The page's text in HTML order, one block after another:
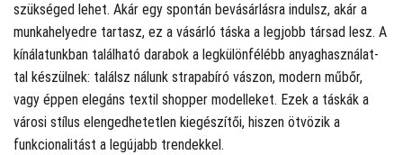
szükséged lehet. Akár egy spontán bevásárlásra indulsz, akár a
munkahelyedre tartasz, ez a vásárló táska a legjobb társad lesz. A
kínálatunkban található darabok a legkülönfélébb anyaghasználat-
tal készülnek: találsz nálunk strapabíró vászon, modern műbőr,
vagy éppen elegáns textil shopper modelleket. Ezek a táskák a
városi stílus elengedhetetlen kiegészítői, hiszen ötvözik a
funkcionalitást a legújabb trendekkel.